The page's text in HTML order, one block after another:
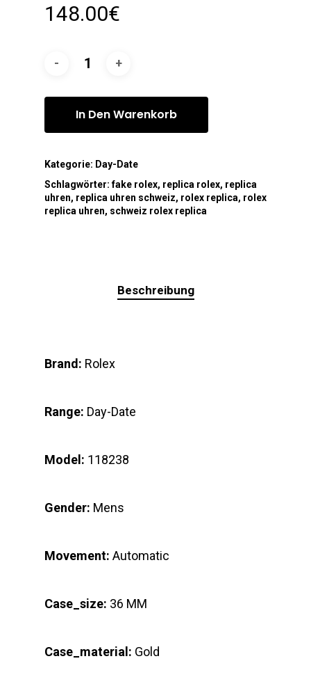
148.00€
In Den Warenkorb
Kategorie: Day-Date
Schlagwörter:fake rolex, replica rolex, replica
uhren, replica uhren schweiz, rolex replica, rolex
replica uhren, schweiz rolex replica
Beschreibung
Brand: Rolex
Range: Day-Date
Model: 118238
Gender: Mens
Movement: Automatic
Case_size: 36 MM
Case_material: Gold